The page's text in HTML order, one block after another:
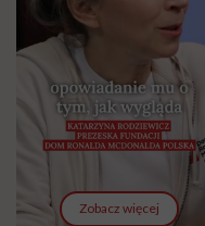
Zobacz więcej